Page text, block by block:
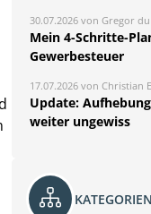
30.07.2026 von Gregor
Mein 4-Schritte-
Gewerbesteuer
17.07.2026 von Christian
Update:
weiter ungewiss
KATEGORIEN